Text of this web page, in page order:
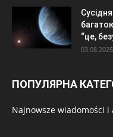
“це,
03.08.2025
ПОПУЛЯРНА
Najnowsze wiadomości i